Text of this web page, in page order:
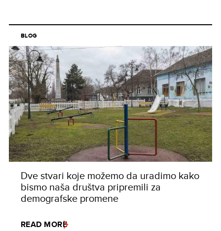
BLOG
Dve stvari koje možemo da uradimo kako
bismo naša društva pripremili za
demografske promene
READ MORE